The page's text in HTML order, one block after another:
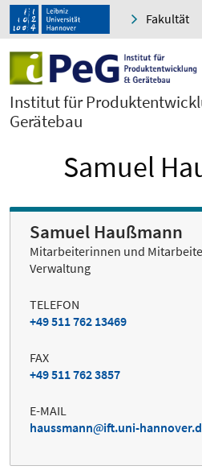
Fakultät
Institut für
Gerätebau
Samuel
Samuel Haußmann
Mitarbeiterinnen und
Verwaltung
TELEFON
+49 511 762 13469
FAX
+49 511 762 3857
E-MAIL
haussmann
ift.uni-